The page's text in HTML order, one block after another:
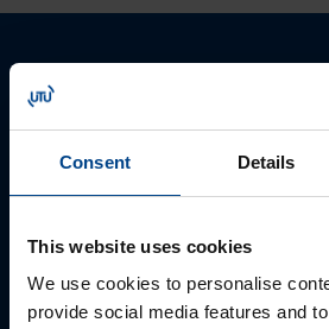
Consent Details
This website uses cookies
We use cookies to personalise
provide social media features and
Ota yhteyttä!
parhaan ratkaisun. Otathan
sähköpostitse tai